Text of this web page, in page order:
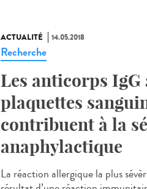
ACTUALITÉ 14.05.2018
Recherche
Les anticorps IgG
plaquettes
contribuent à la
anaphylactique
La réaction allergique la plus